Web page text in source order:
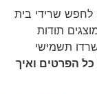
שרידי בית
תודות
תשמישי
ואיך